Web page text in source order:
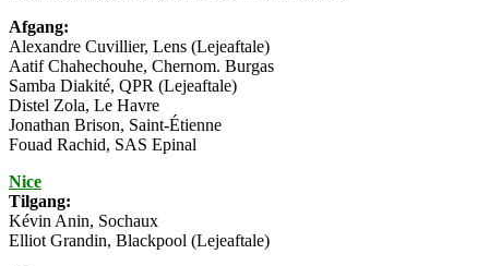
Afgang:
Alexandre Cuvillier, Lens (Lejeaftale)
Aatif Chahechouhe, Chernom. Burgas
Samba Diakité, QPR (Lejeaftale)
Distel Zola, Le Havre
Jonathan Brison, Saint-Étienne
Fouad Rachid, SAS Epinal
Nice
Tilgang:
Kévin Anin, Sochaux
Elliot Grandin, Blackpool (Lejeaftale)